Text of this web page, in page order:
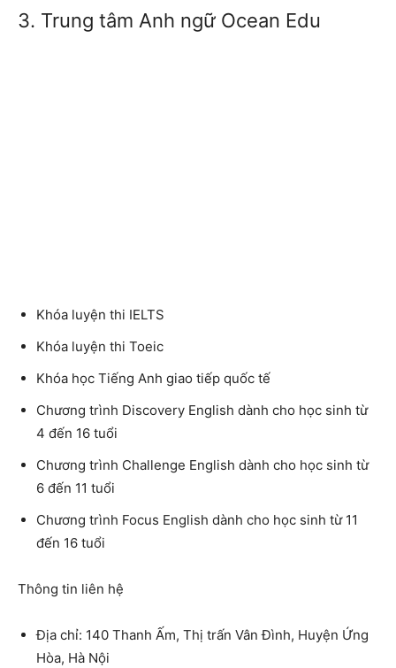
3. Trung tâm Anh ngữ Ocean Edu
Khóa luyện thi IELTS
Khóa luyện thi Toeic
Khóa học Tiếng Anh giao tiếp quốc tế
Chương trình Discovery English dành cho học sinh từ
4 đến 16 tuổi
Chương trình Challenge English dành cho học sinh từ
6 đến 11 tuổi
Chương trình Focus English dành cho học sinh từ 11
đến 16 tuổi
Thông tin liên hệ
Địa chỉ: 140 Thanh Ấm, Thị trấn Vân Đình, Huyện Ứng
Hòa, Hà Nội